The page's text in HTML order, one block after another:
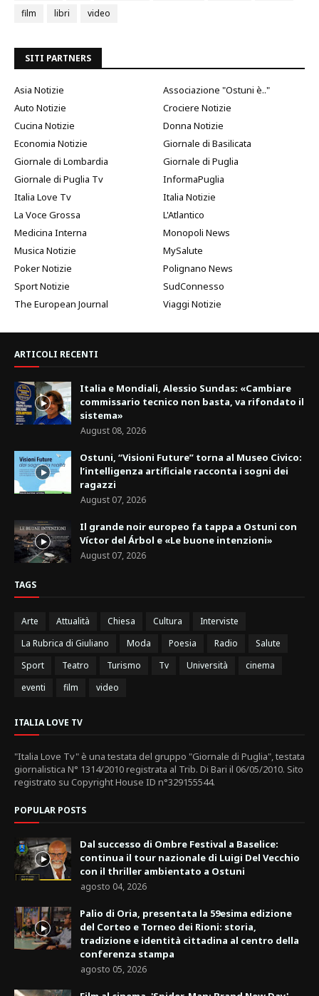
film
libri video
SITI PARTNERS
Asia Notizie
Associazione "Ostuni è.."
Auto Notizie
Crociere Notizie
Cucina Notizie
Donna Notizie
Economia Notizie
Giornale di Basilicata
Giornale di Lombardia
Giornale di Puglia
Giornale di Puglia Tv
InformaPuglia
Italia Love Tv
Italia Notizie
La Voce Grossa
L'Atlantico
Medicina Interna
Monopoli News
Musica Notizie
MySalute
Poker Notizie
Polignano News
Sport Notizie
SudConnesso
The European Journal
Viaggi Notizie
ARTICOLI RECENTI
Italia e Mondiali, Alessio Sundas: «Cambiare
commissario tecnico non basta, va rifondato il
sistema»
August 08, 2026
Ostuni, “Visioni Future” torna al Museo Civico:
l’intelligenza artificiale racconta i sogni dei
ragazzi
August 07, 2026
Il grande noir europeo fa tappa a Ostuni con
Víctor del Árbol e «Le buone intenzioni»
August 07, 2026
TAGS
Arte Attualità Chiesa Cultura
Interviste
La Rubrica di Giuliano
Moda Poesia Radio
Salute
Sport
Teatro Turismo Tv Università
cinema
eventi
film video
ITALIA LOVE TV
"Italia Love Tv" è una testata del gruppo "Giornale di Puglia", testata
giornalistica N° 1314/2010 registrata al Trib. Di Bari il 06/05/2010. Sito
registrato su Copyright House ID n°329155544.
POPULAR POSTS
Dal successo di Ombre Festival a Baselice:
continua il tour nazionale di Luigi Del Vecchio
con il thriller ambientato a Ostuni
agosto 04, 2026
Palio di Oria, presentata la 59esima edizione
del Corteo e Torneo dei Rioni: storia,
tradizione e identità cittadina al centro della
conferenza stampa
agosto 05, 2026